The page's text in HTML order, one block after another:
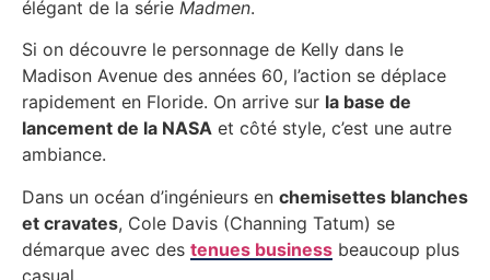
élégant de la série Madmen.
Si on découvre le personnage de Kelly dans le
Madison Avenue des années 60, l’action se déplace
rapidement en Floride. On arrive sur la base de
lancement de la NASA et côté style, c’est une autre
ambiance.
Dans un océan d’ingénieurs en chemisettes blanches
et cravates, Cole Davis (Channing Tatum) se
démarque avec des tenues business beaucoup plus
casual.